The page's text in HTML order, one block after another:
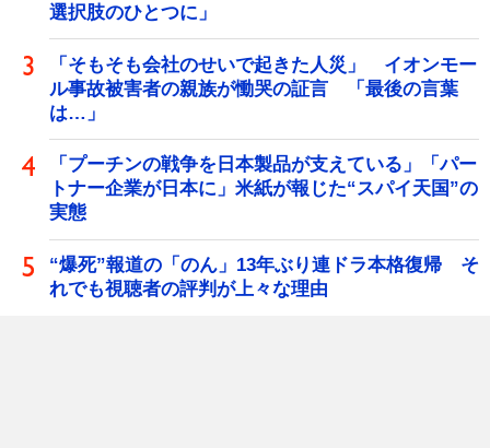
選択肢のひとつに」
「そもそも会社のせいで起きた人災」 イオンモー
ル事故被害者の親族が慟哭の証言 「最後の言葉
は…」
「プーチンの戦争を日本製品が支えている」「パー
トナー企業が日本に」米紙が報じた“スパイ天国”の
実態
“爆死”報道の「のん」13年ぶり連ドラ本格復帰 そ
れでも視聴者の評判が上々な理由